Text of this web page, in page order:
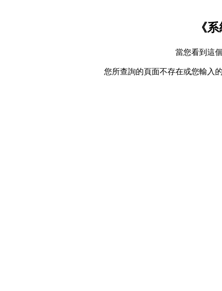
《
當您看到這
您所查詢的頁面不存在或您輸入